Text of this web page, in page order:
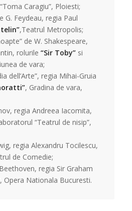
Caragiu”, Ploiesti;
G. Feydeau, regia Paul
,Teatrul Metropolis;
de W. Shakespeare,
rolurile “Sir Toby”si
de vara;
dell’Arte”, regia Mihai-Gruia
, Gradina de vara,
regia Andreea Iacomita,
“Teatrul de nisip”,
regia Alexandru Tocilescu,
de Comedie;
regia Sir Graham
, Opera Nationala Bucuresti.